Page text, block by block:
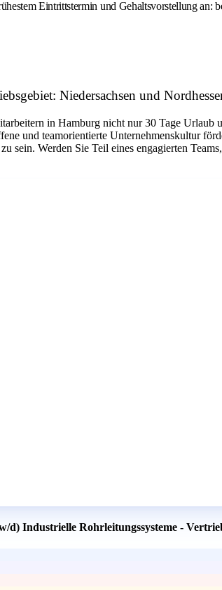
Eintrittstermin und Gehaltsvorstellung an:
Niedersachsen und
in Hamburg nicht nur 30 Tage Urlaub
und teamorientierte Unternehmenskultur
sein. Werden Sie Teil eines engagierten
Industrielle Rohrleitungssysteme -